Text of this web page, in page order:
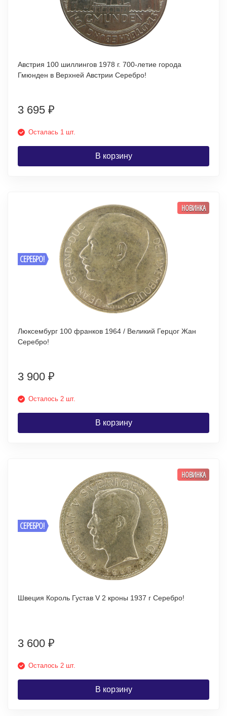
Австрия 100 шиллингов 1978 г. 700-летие города
Гмюнден в Верхней Австрии Серебро!
3 695 ₽
Осталась 1 шт.
В корзину
СЕРЕБРО!
НОВИНКА
Люксембург 100 франков 1964 / Великий Герцог Жан
Серебро!
3 900 ₽
Осталось 2 шт.
В корзину
СЕРЕБРО!
НОВИНКА
Швеция Король Густав V 2 кроны 1937 г Серебро!
3 600 ₽
Осталось 2 шт.
В корзину